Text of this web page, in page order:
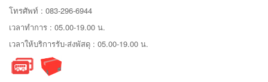
โทรศัพท์ : 083-296-6944
เวลาทำการ : 05.00-19.00 น.
เวลาให้บริการรับ-ส่งพัสดุ : 05.00-19.00 น.